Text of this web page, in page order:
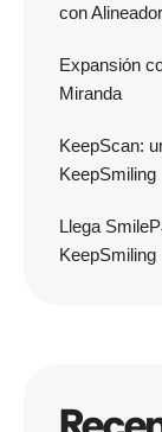
con
Expansión
Miranda
KeepScan:
KeepSmiling
Llega
KeepSmiling